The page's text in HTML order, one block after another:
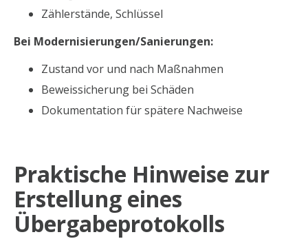
Zählerstände, Schlüssel
Bei Modernisierungen/Sanierungen:
Zustand vor und nach Maßnahmen
Beweissicherung bei Schäden
Dokumentation für spätere Nachweise
Praktische Hinweise zur
Erstellung eines
Übergabeprotokolls